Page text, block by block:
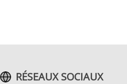
RÉSEAUX SOCIAUX